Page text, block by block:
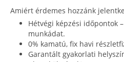
Amiért érdemes hozzánk
Hétvégi képzési időpontok
munkádat.
0% kamatú, fix havi
Garantált gyakorlati